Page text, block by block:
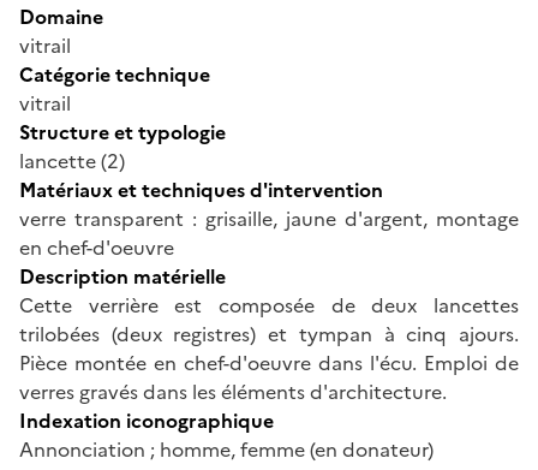
Domaine
vitrail
Catégorie technique
vitrail
Structure et typologie
lancette (2)
Matériaux et techniques d'intervention
verre transparent : grisaille, jaune d'argent, montage
en chef-d'oeuvre
Description matérielle
Cette verrière est composée de deux lancettes
trilobées (deux registres) et tympan à cinq ajours.
Pièce montée en chef-d'oeuvre dans l'écu. Emploi de
verres gravés dans les éléments d'architecture.
Indexation iconographique
Annonciation ; homme, femme (en donateur)